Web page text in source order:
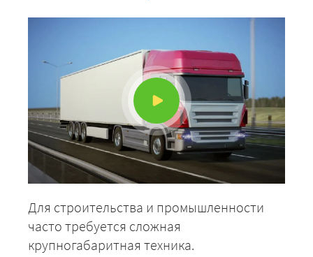
Для строительства и промышленности
часто требуется сложная
крупногабаритная техника.